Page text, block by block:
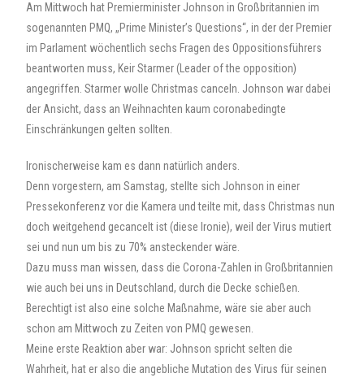
Am Mittwoch hat Premierminister Johnson in Großbritannien im
sogenannten PMQ, „Prime Minister’s Questions“, in der der Premier
im Parlament wöchentlich sechs Fragen des Oppositionsführers
beantworten muss, Keir Starmer (Leader of the opposition)
angegriffen. Starmer wolle Christmas canceln. Johnson war dabei
der Ansicht, dass an Weihnachten kaum coronabedingte
Einschränkungen gelten sollten.
Ironischerweise kam es dann natürlich anders.
Denn vorgestern, am Samstag, stellte sich Johnson in einer
Pressekonferenz vor die Kamera und teilte mit, dass Christmas nun
doch weitgehend gecancelt ist (diese Ironie), weil der Virus mutiert
sei und nun um bis zu 70% ansteckender wäre.
Dazu muss man wissen, dass die Corona-Zahlen in Großbritannien
wie auch bei uns in Deutschland, durch die Decke schießen.
Berechtigt ist also eine solche Maßnahme, wäre sie aber auch
schon am Mittwoch zu Zeiten von PMQ gewesen.
Meine erste Reaktion aber war: Johnson spricht selten die
Wahrheit, hat er also die angebliche Mutation des Virus für seinen